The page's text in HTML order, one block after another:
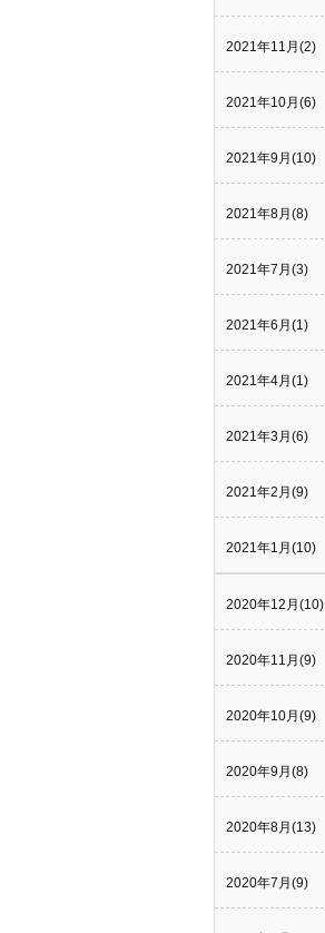
2021年11月(2)
2021年10月(6)
2021年9月(10)
2021年8月(8)
2021年7月(3)
2021年6月(1)
2021年4月(1)
2021年3月(6)
2021年2月(9)
2021年1月(10)
2020年12月(10)
2020年11月(9)
2020年10月(9)
2020年9月(8)
2020年8月(13)
2020年7月(9)